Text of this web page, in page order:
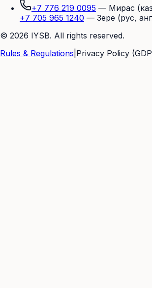
+7 776 219 0095 — Мирас
+7 705 965 1240 — Зере (рус,
© 2026 IYSB. All rights reserved.
Rules & Regulations Privacy Policy